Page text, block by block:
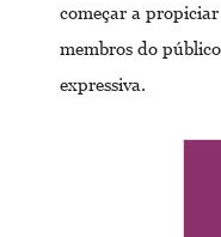
começar a
membros do
expressiva.